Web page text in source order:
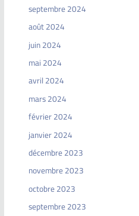
septembre 2024
août 2024
juin 2024
mai 2024
avril 2024
mars 2024
février 2024
janvier 2024
décembre 2023
novembre 2023
octobre 2023
septembre 2023